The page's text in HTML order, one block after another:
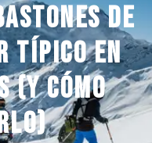
de
típico en
cómo